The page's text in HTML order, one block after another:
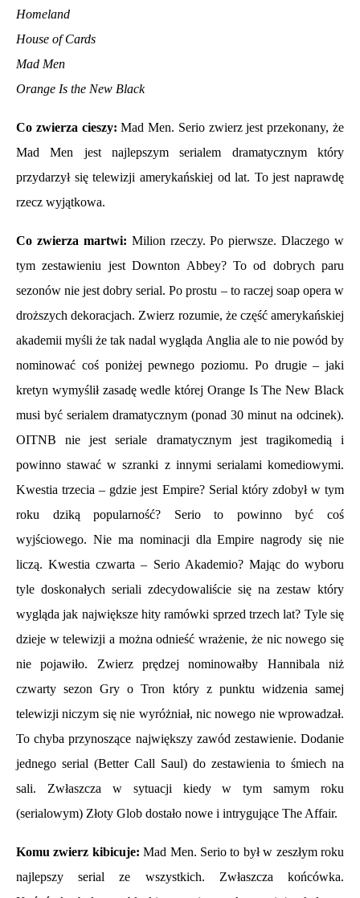
Homeland
House of Cards
Mad Men
Orange Is the New Black
Co zwierza cieszy:Mad Men. Serio zwierz jest przekonany, że
Mad Men jest najlepszym serialem dramatycznym który
przydarzył się telewizji amerykańskiej od lat. To jest naprawdę
rzecz wyjątkowa.
Co zwierza martwi: Milion rzeczy. Po pierwsze. Dlaczego w
tym zestawieniu jest Downton Abbey? To od dobrych paru
sezonów nie jest dobry serial. Po prostu – to raczej soap opera w
droższych dekoracjach. Zwierz rozumie, że część amerykańskiej
akademii myśli że tak nadal wygląda Anglia ale to nie powód by
nominować coś poniżej pewnego poziomu. Po drugie – jaki
kretyn wymyślił zasadę wedle której Orange Is The New Black
musi być serialem dramatycznym (ponad 30 minut na odcinek).
OITNB nie jest seriale dramatycznym jest tragikomedią i
powinno stawać w szranki z innymi serialami komediowymi.
Kwestia trzecia – gdzie jest Empire? Serial który zdobył w tym
roku dziką popularność? Serio to powinno być coś
wyjściowego. Nie ma nominacji dla Empire nagrody się nie
liczą. Kwestia czwarta – Serio Akademio? Mając do wyboru
tyle doskonałych seriali zdecydowaliście się na zestaw który
wygląda jak największe hity ramówki sprzed trzech lat? Tyle się
dzieje w telewizji a można odnieść wrażenie, że nic nowego się
nie pojawiło. Zwierz prędzej nominowałby Hannibala niż
czwarty sezon Gry o Tron który z punktu widzenia samej
telewizji niczym się nie wyróżniał, nic nowego nie wprowadzał.
To chyba przynoszące największy zawód zestawienie. Dodanie
jednego serial (Better Call Saul) do zestawienia to śmiech na
sali. Zwłaszcza w sytuacji kiedy w tym samym roku
(serialowym) Złoty Glob dostało nowe i intrygujące The Affair.
Komu zwierz kibicuje: Mad Men. Serio to był w zeszłym roku
najlepszy serial ze wszystkich. Zwłaszcza końcówka.